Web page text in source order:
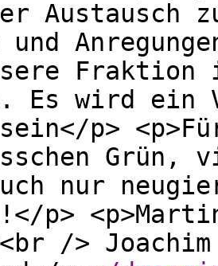
Austausch
und
Fraktion
Es wird ein
p>
Grün,
nur
p>
/>